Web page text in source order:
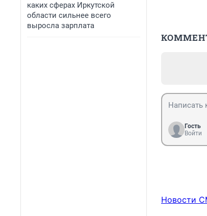
каких сферах Иркутской
области сильнее всего
выросла зарплата
Гость
Войти
Новости